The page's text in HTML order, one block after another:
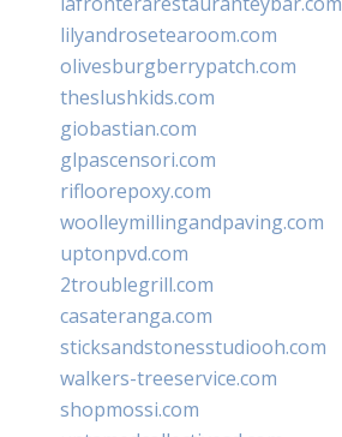
lilyandrosetearoom.com
olivesburgberrypatch.com
theslushkids.com
giobastian.com
glpascensori.com
rifloorepoxy.com
woolleymillingandpaving.com
uptonpvd.com
2troublegrill.com
casateranga.com
sticksandstonesstudiooh.com
walkers-treeservice.com
shopmossi.com